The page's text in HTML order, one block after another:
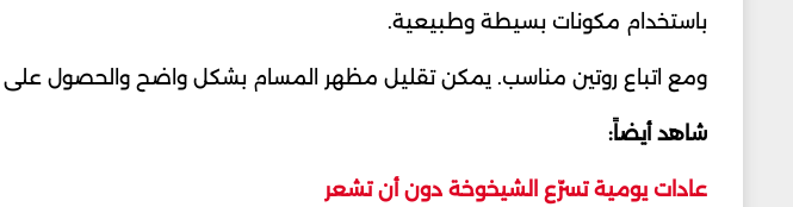
باستخدام مكونات بسيطة وطبيعية.
ومع اتباع روتين مناسب. يمكن تقليل مظهر المسام بشكل واضح والحصول على
شاهد أيضاً:
عادات يومية تسرّع الشيخوخة دون أن تشعر